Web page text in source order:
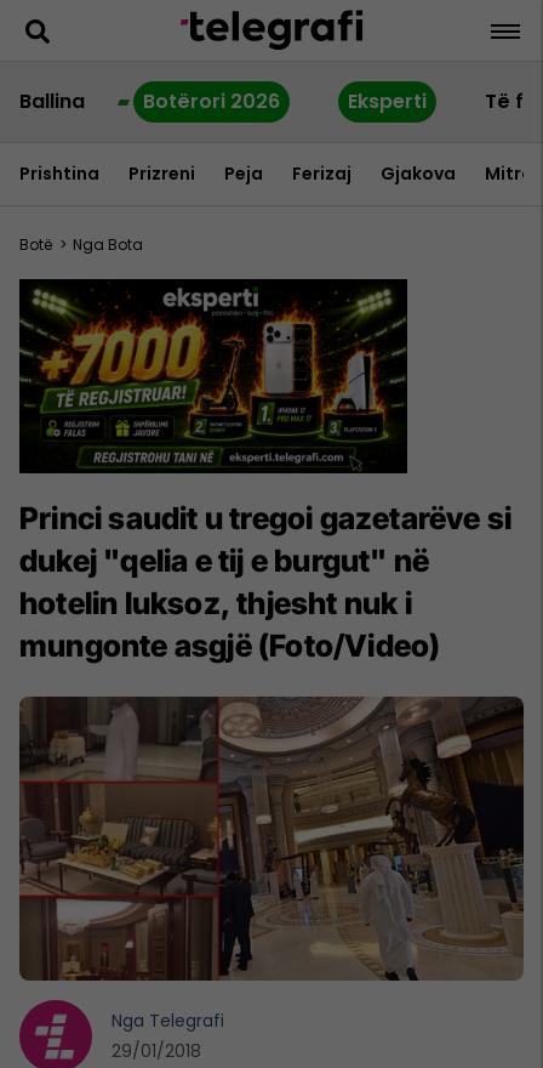
Ballina Botërori 2026 Eksperti Të
Prishtina Prizreni Peja Ferizaj Gjakova
Botë > Nga Bota
Princi saudit u tregoi gazetarëve si
dukej "qelia e tij e burgut" në
hotelin luksoz, thjesht nuk i
mungonte asgjë (Foto/Video)
Nga Telegrafi
29/01/2018